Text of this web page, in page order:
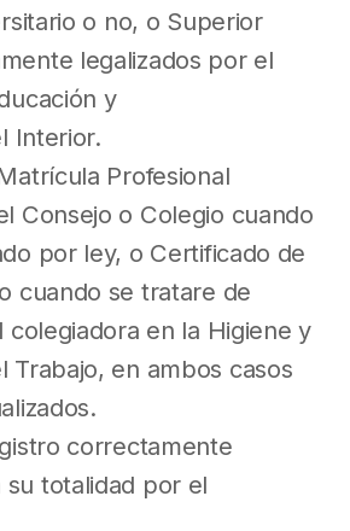
o no, o Superior
legalizados por el
y
Interior.
Profesional
Consejo o Colegio cuando
por ley, o Certificado de
cuando se tratare de
colegiadora en la Higiene y
Trabajo, en ambos casos
correctamente
totalidad por el